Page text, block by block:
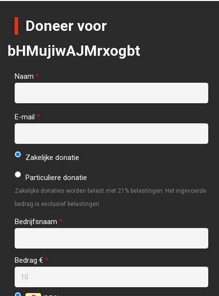
Doneer voor
bHMujiwAJMrxogbt
Naam *
E-mail *
Zakelijke donatie
Particuliere donatie
Zakelijke donaties worden belast met 21% belastingen. Het ingevoerde
bedrag is exclusief belastingen.
Bedrijfsnaam *
Bedrag € *